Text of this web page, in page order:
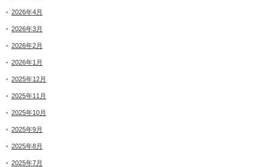
2026年4月
2026年3月
2026年2月
2026年1月
2025年12月
2025年11月
2025年10月
2025年9月
2025年8月
2025年7月